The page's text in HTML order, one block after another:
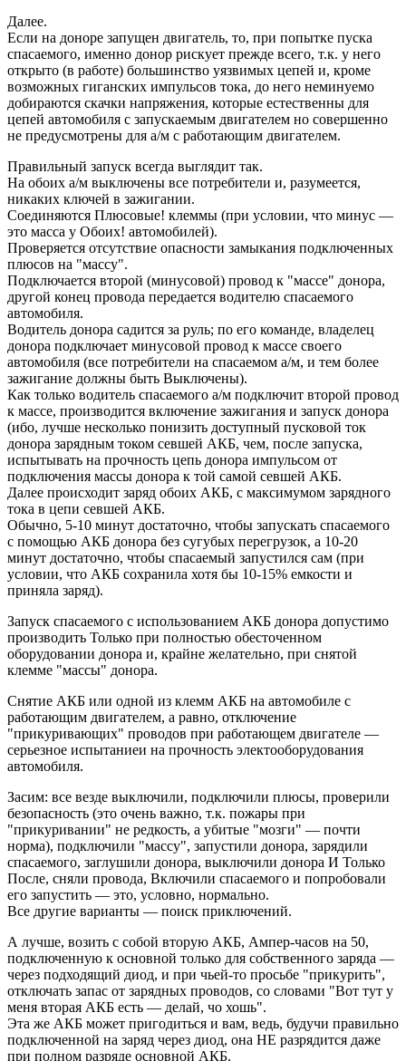
Далее.
Если на доноре запущен двигатель, то, при попытке пуска
спасаемого, именно донор рискует прежде всего, т.к. у него
открыто (в работе) большинство уязвимых цепей и, кроме
возможных гиганских импульсов тока, до него неминуемо
добираются скачки напряжения, которые естественны для
цепей автомобиля с запускаемым двигателем но совершенно
не предусмотрены для а/м с работающим двигателем.
Правильный запуск всегда выглядит так.
На обоих а/м выключены все потребители и, разумеется,
никаких ключей в зажигании.
Соединяются Плюсовые! клеммы (при условии, что минус —
это масса у Обоих! автомобилей).
Проверяется отсутствие опасности замыкания подключенных
плюсов на "массу".
Подключается второй (минусовой) провод к "массе" донора,
другой конец провода передается водителю спасаемого
автомобиля.
Водитель донора садится за руль; по его команде, владелец
донора подключает минусовой провод к массе своего
автомобиля (все потребители на спасаемом а/м, и тем более
зажигание должны быть Выключены).
Как только водитель спасаемого а/м подключит второй провод
к массе, производится включение зажигания и запуск донора
(ибо, лучше несколько понизить доступный пусковой ток
донора зарядным током севшей АКБ, чем, после запуска,
испытывать на прочность цепь донора импульсом от
подключения массы донора к той самой севшей АКБ.
Далее происходит заряд обоих АКБ, с максимумом зарядного
тока в цепи севшей АКБ.
Обычно, 5-10 минут достаточно, чтобы запускать спасаемого
с помощью АКБ донора без сугубых перегрузок, а 10-20
минут достаточно, чтобы спасаемый запустился сам (при
условии, что АКБ сохранила хотя бы 10-15% емкости и
приняла заряд).
Запуск спасаемого с использованием АКБ донора допустимо
производить Только при полностью обесточенном
оборудовании донора и, крайне желательно, при снятой
клемме "массы" донора.
Снятие АКБ или одной из клемм АКБ на автомобиле с
работающим двигателем, а равно, отключение
"прикуривающих" проводов при работающем двигателе —
серьезное испытаниеи на прочность электооборудования
автомобиля.
Засим: все везде выключили, подключили плюсы, проверили
безопасность (это очень важно, т.к. пожары при
"прикуривании" не редкость, а убитые "мозги" — почти
норма), подключили "массу", запустили донора, зарядили
спасаемого, заглушили донора, выключили донора И Только
После, сняли провода, Включили спасаемого и попробовали
его запустить — это, условно, нормально.
Все другие варианты — поиск приключений.
А лучше, возить с собой вторую АКБ, Ампер-часов на 50,
подключенную к основной только для собственного заряда —
через подходящий диод, и при чьей-то просьбе "прикурить",
отключать запас от зарядных проводов, со словами "Вот тут у
меня вторая АКБ есть — делай, чо хошь".
Эта же АКБ может пригодиться и вам, ведь, будучи правильно
подключенной на заряд через диод, она НЕ разрядится даже
при полном разряде основной АКБ.